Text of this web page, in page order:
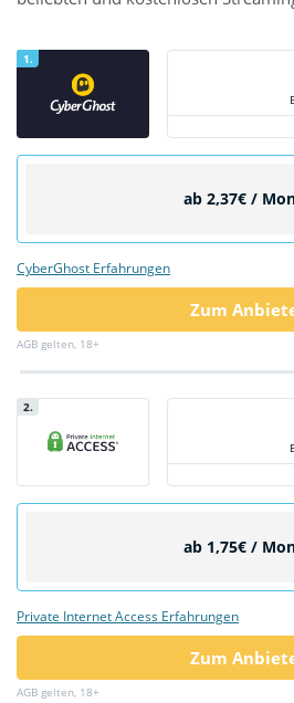
1.
ab 2,37€ /
CyberGhost Erfahrungen
Zum
AGB gelten, 18+
2.
ab 1,75€ /
Private Internet Access Erfahrungen
Zum
AGB gelten, 18+